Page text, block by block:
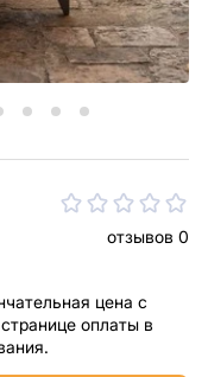
отзывов 0
цена с
оплаты в